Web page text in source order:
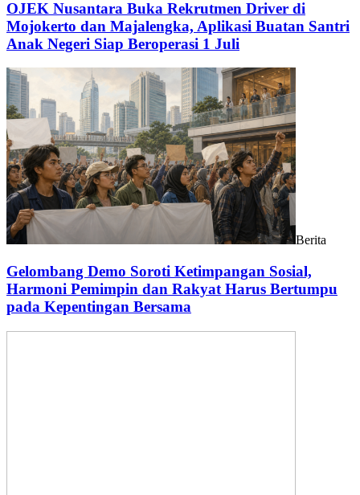
OJEK Nusantara Buka Rekrutmen Driver di
Mojokerto dan Majalengka, Aplikasi Buatan Santri
Anak Negeri Siap Beroperasi 1 Juli
Berita
Gelombang Demo Soroti Ketimpangan Sosial,
Harmoni Pemimpin dan Rakyat Harus Bertumpu
pada Kepentingan Bersama